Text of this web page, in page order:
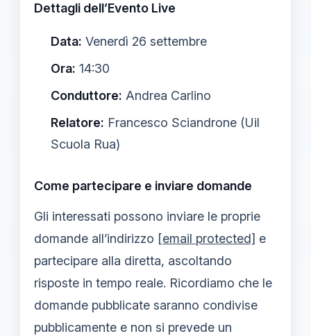
Dettagli dell’Evento Live
Data: Venerdì 26 settembre
Ora: 14:30
Conduttore: Andrea Carlino
Relatore: Francesco Sciandrone (Uil
Scuola Rua)
Come partecipare e inviare domande
Gli interessati possono inviare le proprie
domande all’indirizzo [email protected] e
partecipare alla diretta, ascoltando
risposte in tempo reale. Ricordiamo che le
domande pubblicate saranno condivise
pubblicamente e non si prevede un